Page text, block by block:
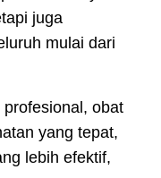
juga
mulai dari
obat
yang tepat,
lebih efektif,